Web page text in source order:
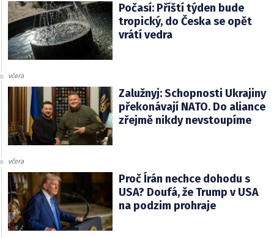
Počasí: Příští týden bude
tropický, do Česka se opět
vrátí vedra
včera
Zalužnyj: Schopnosti Ukrajiny
překonávají NATO. Do aliance
zřejmě nikdy nevstoupíme
včera
Proč Írán nechce dohodu s
USA? Doufá, že Trump v USA
na podzim prohraje